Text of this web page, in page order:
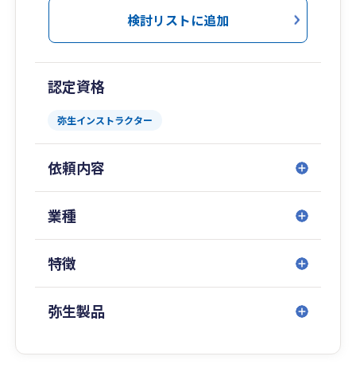
現在の日本では、1年間で約15万の新しい法人
しかし、その中で創業後3年以内に約30～60％が
廃業するとも言われています。
税理士に依頼すれば報酬がかかりますが、
それは「本業に専念するための時間と労力を買っ
た」と捉えて自分の土俵で勝負に専念していただ
き、
厳しい生存競争に勝ち残っていただきたいと思い
ます。
当事務所はその戦いを全力で応援します。
検討リストに追加
認定資格
弥生インストラクター
依頼内容
業種
特徴
弥生製品